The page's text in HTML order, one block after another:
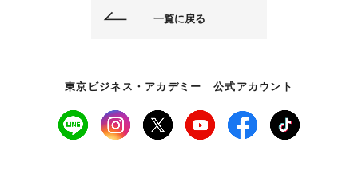
一覧に戻る
東京ビジネス・アカデミー 公式アカウント